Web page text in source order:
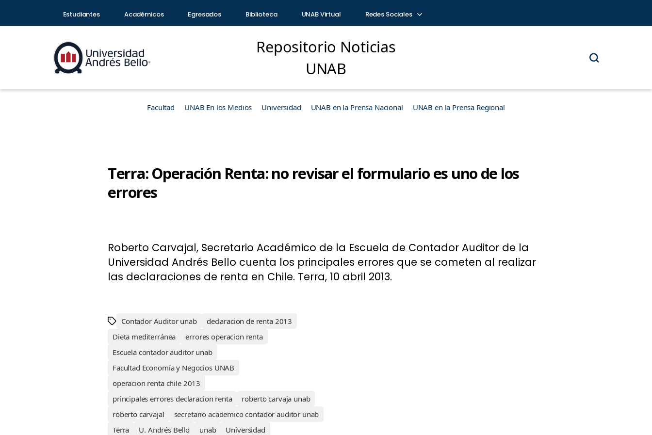
Estudiantes Académicos Egresados Biblioteca UNAB Virtual Redes Sociales
Repositorio Noticias
UNAB
Facultad UNAB En los Medios Universidad UNAB en la Prensa Nacional UNAB en la Prensa Regional
Terra: Operación Renta: no revisar el formulario es uno de los
errores
Roberto Carvajal, Secretario Académico de la Escuela de Contador Auditor de la
Universidad Andrés Bello cuenta los principales errores que se cometen al realizar
las declaraciones de renta en Chile. Terra, 10 abril 2013.
Contador Auditor unab
declaracion de renta 2013
Dieta mediterránea
errores operacion renta
Escuela contador auditor unab
Facultad Economía y Negocios UNAB
operacion renta chile 2013
principales errores declaracion renta
roberto carvaja unab
roberto carvajal
secretario academico contador auditor unab
Terra
U. Andrés Bello unab
Universidad